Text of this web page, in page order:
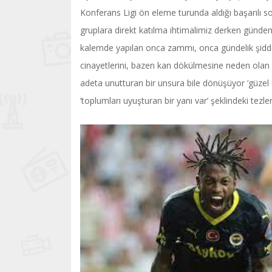
Konferans Ligi ön eleme turunda aldığı başarılı
gruplara direkt katılma ihtimalimiz derken
kalemde yapılan onca zammı, onca gündelik
cinayetlerini, bazen kan dökülmesine neden olan
adeta unutturan bir unsura bile dönüşüyor ‘güzel
‘toplumları uyuşturan bir yanı var’ şeklindeki